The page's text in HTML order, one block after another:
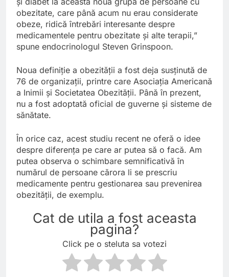
obezitate, care până acum nu erau considerate
obeze, ridică întrebări interesante despre
medicamentele pentru obezitate și alte terapii,”
spune endocrinologul Steven Grinspoon.
Noua definiție a obezității a fost deja susținută de
76 de organizații, printre care Asociația Americană
a Inimii și Societatea Obezității. Până în prezent,
nu a fost adoptată oficial de guverne și sisteme de
sănătate.
În orice caz, acest studiu recent ne oferă o idee
despre diferența pe care ar putea să o facă. Am
putea observa o schimbare semnificativă în
numărul de persoane cărora li se prescriu
medicamente pentru gestionarea sau prevenirea
obezității, de exemplu.
Cat de utila a fost aceasta
pagina?
Click pe o steluta sa votezi